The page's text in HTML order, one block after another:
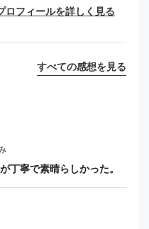
ロフィールを詳しく見る
すべての感想を見る
丁寧で素晴らしかった。